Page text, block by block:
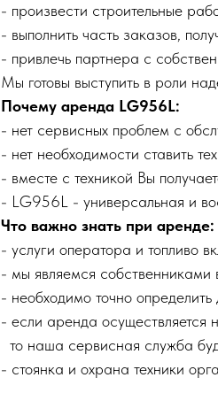
- произвести строительные
- выполнить часть заказов,
- привлечь партнера с
Мы готовы выступить в роли
Почему аренда LG956L:
- нет сервисных проблем с
- нет необходимости ставить
- вместе с техникой Вы
- LG956L - универсальная и
Что важно знать при аренде:
- услуги оператора и топливо
- мы являемся собственниками
- необходимо точно
- если аренда осуществляется
то наша сервисная служба
- стоянка и охрана техники